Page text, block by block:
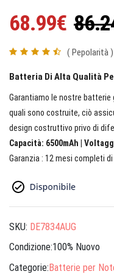
68.99€
( Pepolarità )
Batteria Di Alta Qualità
Garantiamo le nostre
quali sono costruite, ciò
design costruttivo privo di
Capacità: 6500mAh |
Garanzia : 12 mesi completi
SKU: DE7834AUG
Condizione:100% Nuovo
Categorie:Batterie per